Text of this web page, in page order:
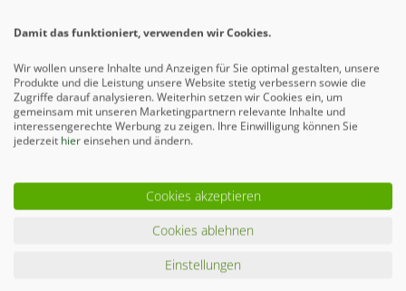
Mehr erfahren
Damit das funktioniert, verwenden wir Cookies.
Wir wollen unsere Inhalte und Anzeigen für Sie optimal gestalten, unsere
Produkte und die Leistung unsere Website stetig verbessern sowie die
Zugriffe darauf analysieren. Weiterhin setzen wir Cookies ein, um
gemeinsam mit unseren Marketingpartnern relevante Inhalte und
interessengerechte Werbung zu zeigen. Ihre Einwilligung können Sie
jederzeit hiereinsehen und ändern.
Cookies akzeptieren
Cookies ablehnen
Einstellungen